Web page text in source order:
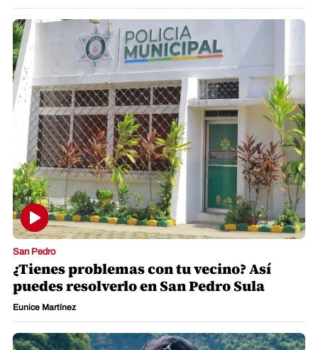
San Pedro
¿Tienes problemas con tu vecino? Así
puedes resolverlo en San Pedro Sula
Eunice Martínez